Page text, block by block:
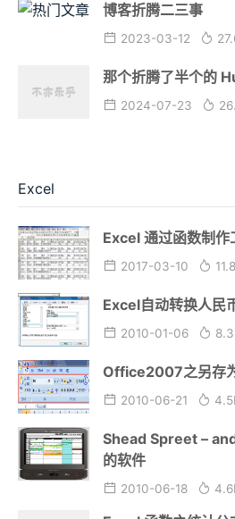
博客折腾二三事
2023-03-12
那个折腾了半个的
2024-07-23
Excel
Excel 通过函数制作
2017-03-10
Excel自动转换人民
2010-01-06
Office2007之另存
2010-06-21
Shead Spreet –
的软件
2010-06-18